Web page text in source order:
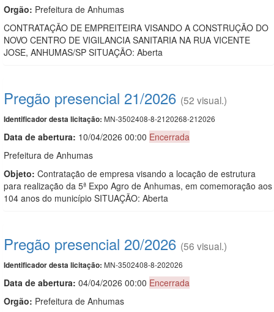
Orgão: Prefeitura de Anhumas
CONTRATAÇÃO DE EMPREITEIRA VISANDO A CONSTRUÇÃO DO
NOVO CENTRO DE VIGILANCIA SANITARIA NA RUA VICENTE
JOSE, ANHUMAS/SP SITUAÇÃO: Aberta
Pregão presencial 21/2026 (52 visual.)
Identificador desta licitação: MN-3502408-8-2120268-212026
Data de abertura: 10/04/2026 00:00 Encerrada
Prefeitura de Anhumas
Objeto: Contratação de empresa visando a locação de estrutura
para realização da 5ª Expo Agro de Anhumas, em comemoração aos
104 anos do município SITUAÇÃO: Aberta
Pregão presencial 20/2026 (56 visual.)
Identificador desta licitação: MN-3502408-8-202026
Data de abertura: 04/04/2026 00:00 Encerrada
Orgão: Prefeitura de Anhumas